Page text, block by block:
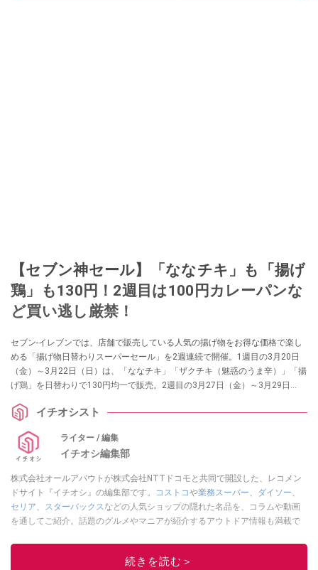
【セブン神セール】「ななチキ」も「揚げ
鶏」も130円！2週目は100円カレーパンな
ど買い逃し厳禁！
セブン-イレブンでは、店舗で販売している人気の揚げ物をお得な価格で楽し
める「揚げ物日替わりスーパーセール」を2週連続で開催。1週目の3月20日
（金）～3月22日（日）は、「ななチキ」「ザクチキ（魅惑のうま辛）」「揚
げ鶏」を日替わりで130円均一で販売。2週目の3月27日（金）～3月29日
カレーパン」が日替わりで100円均一に。お得に人気商品を楽しめるチャンス
イチオシスト
ライター / 編集
イチオシ編集部
株式会社オールアバウトが株式会社NTTドコモと共同で開設した、レコメン
ドサイト『イチオシ』の編集部です。
コストコや業務スーパー、 ダイソー、
セリア、 スターバックスなどの人気ショップの隠れた名品を、コラムや動画
を通してご紹介。話題のグルメやマニアが紹介するアウトドア情報も満載で
レビューしています。毎日トレンド情報をお届けしているので、ぜひ
してください！続きを読む＞